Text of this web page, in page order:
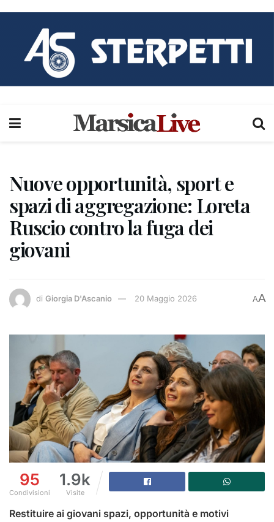
Nuove opportunità, sport e
spazi di aggregazione: Loreta
Ruscio contro la fuga dei
giovani
di Giorgia D'Ascanio 20 Maggio 2026 AA
95
Condivisioni
1.9k
Visite
Restituire ai giovani spazi, opportunità e motivi